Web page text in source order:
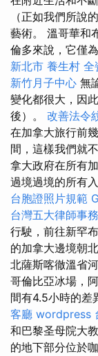
（正如我們所說
藝術。 溫哥華和
倫多來說，它僅
新北市 養生村 全
新竹月子中心 無
變化都很大，因
後）。 改善法令
在加拿大旅行前
間，這樣我們就
拿大政府在所有
過境過境的所有
台胞證照片規範
台灣五大律師事
行駛，前往新罕
的加拿大邊境朝
北薩斯喀徹溫省
哥倫比亞冰場，
間有4.5小時的差
客廳 wordpress
和巴黎圣母院大
的地下部分位於